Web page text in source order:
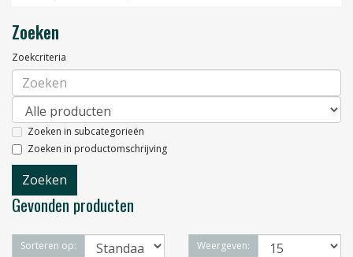
Zoeken
Zoekcriteria
Zoeken in subcategorieën
Zoeken in productomschrijving
Gevonden producten
Sorteren op: Weergeven: